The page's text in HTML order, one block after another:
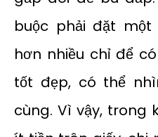
buộc phải đặt
hơn nhiều chỉ để
tốt đẹp, có thể
cùng. Vì vậy, trong